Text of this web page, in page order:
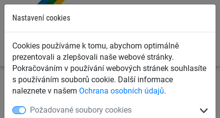
Nastavení cookies
Cookies používáme k tomu, abychom optimálně
prezentovali a zlepšovali naše webové stránky.
Pokračováním v používání webových stránek souhlasíte
s používáním souborů cookie. Další informace
naleznete v našem Ochrana osobních údajů.
Požadované soubory cookies
Dětská lanová hřiště
Bezbariérové hrací prvky